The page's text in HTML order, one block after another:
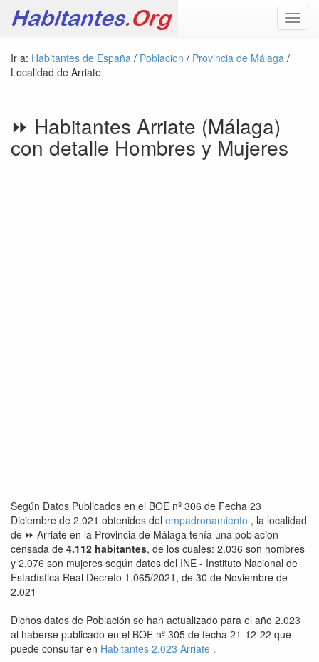
Ir a: Habitantes de España / Poblacion / Provincia de Málaga /
Localidad de Arriate
⏩ Habitantes Arriate (Málaga)
con detalle Hombres y Mujeres
Según Datos Publicados en el BOE nº 306 de Fecha 23
Diciembre de 2.021 obtenidos del empadronamiento , la localidad
de ⏩ Arriate en la Provincia de Málaga tenía una poblacion
censada de 4.112 habitantes, de los cuales: 2.036 son hombres
y 2.076 son mujeres según datos del INE - Instituto Nacional de
Estadística Real Decreto 1.065/2021, de 30 de Noviembre de
2.021
Dichos datos de Población se han actualizado para el año 2.023
al haberse publicado en el BOE nº 305 de fecha 21-12-22 que
puede consultar en Habitantes 2.023 Arriate .